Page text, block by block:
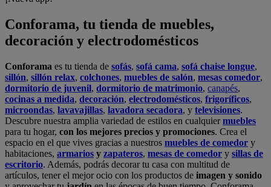
Conforama, tu tienda de muebles,
decoración y electrodomésticos
Conforama es tu tienda de sofás, sofá cama, sofá chaise longue,
sillón, sillón relax, colchones, muebles de salón, mesas comedor,
dormitorio de juvenil, dormitorio de matrimonio, canapés,
cocinas a medida, decoración, electrodomésticos, frigoríficos,
microondas, lavavajillas, lavadora secadora, y televisiones.
Descubre nuestra amplia variedad de estilos en cualquiermuebles
para tu hogar, con los mejores precios y promociones. Crea el
espacio en el que vives gracias a nuestros muebles de comedor y
habitaciones, armarios y zapateros, mesas de comedor y sillas de
escritorio. Además, podrás decorar tu casa con multitud de
artículos, tener el mejor ocio con los productos de imagen y sonido